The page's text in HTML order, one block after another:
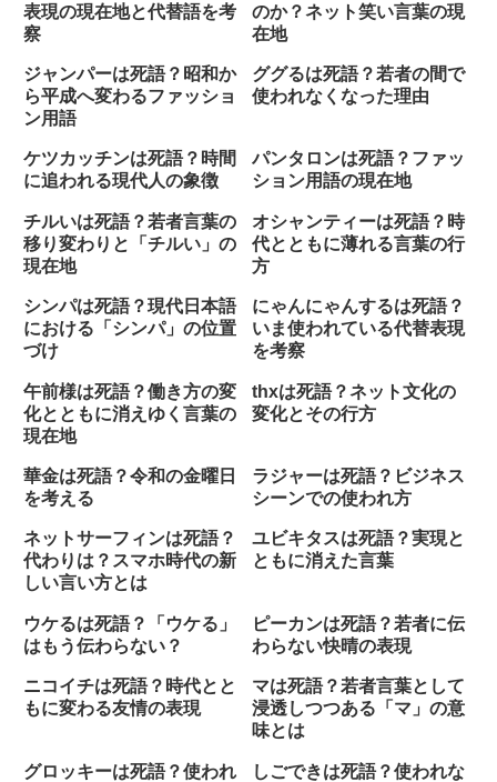
表現の現在地と代替語を考
察
のか？ネット笑い言葉の現
在地
ジャンパーは死語？昭和か
ら平成へ変わるファッショ
ン用語
ググるは死語？若者の間で
使われなくなった理由
ケツカッチンは死語？時間
に追われる現代人の象徴
パンタロンは死語？ファッ
ション用語の現在地
チルいは死語？若者言葉の
移り変わりと「チルい」の
現在地
オシャンティーは死語？時
代とともに薄れる言葉の行
方
シンパは死語？現代日本語
における「シンパ」の位置
づけ
にゃんにゃんするは死語？
いま使われている代替表現
を考察
午前様は死語？働き方の変
化とともに消えゆく言葉の
現在地
thxは死語？ネット文化の
変化とその行方
華金は死語？令和の金曜日
を考える
ラジャーは死語？ビジネス
シーンでの使われ方
ネットサーフィンは死語？
代わりは？スマホ時代の新
しい言い方とは
ユビキタスは死語？実現と
ともに消えた言葉
ウケるは死語？「ウケる」
はもう伝わらない？
ピーカンは死語？若者に伝
わらない快晴の表現
ニコイチは死語？時代とと
もに変わる友情の表現
マは死語？若者言葉として
浸透しつつある「マ」の意
味とは
グロッキーは死語？使われ
しごできは死語？使われな